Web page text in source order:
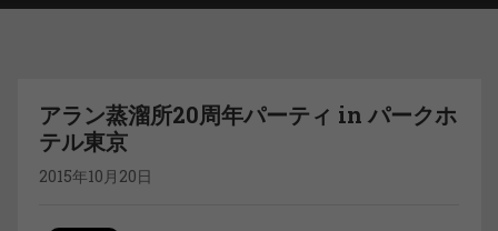
アラン蒸溜所20周年パーティ in パークホ
テル東京
2015年10月20日